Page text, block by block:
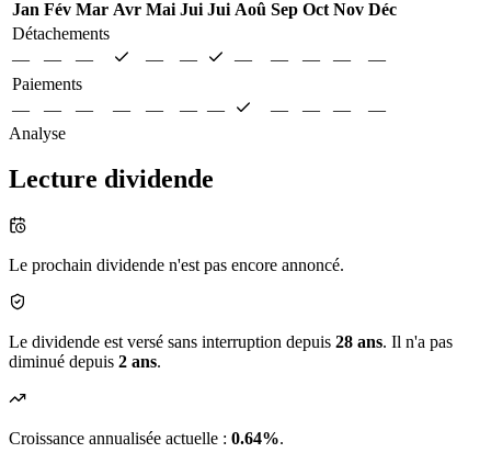
Jan Fév Mar Avr Mai Jui Jui Aoû Sep Oct Nov Déc
Détachements
—
— — — — — — — —
—
Paiements
—
— — — — — — — — —
—
Analyse
Lecture dividende
Le prochain dividende n'est pas encore annoncé.
Le dividende est versé sans interruption depuis 28 ans. Il n'a pas
diminué depuis 2 ans.
Croissance annualisée actuelle : 0.64%.